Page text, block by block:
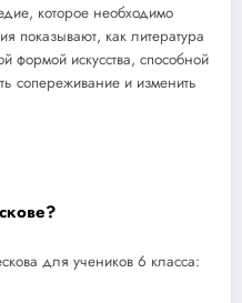
которое необходимо
показывают, как литература
формой искусства, способной
сопереживание и изменить
для учеников 6 класса: